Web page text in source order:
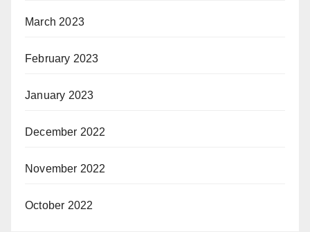
March 2023
February 2023
January 2023
December 2022
November 2022
October 2022